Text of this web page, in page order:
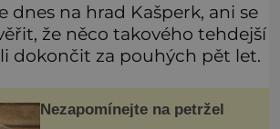
dnes na hrad Kašperk, ani se
že něco takového tehdejší
dokončit za pouhých pět let.
Nezapomínejte na petržel